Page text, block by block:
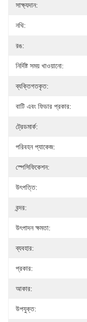
সাক্ষ্যদান:
নথি:
রঙ:
নির্দিষ্ট সময় খাওয়ানো:
ব্যক্তিগতকৃত:
বাটি এবং ফিডার প্রকার:
ট্রেডমার্ক:
পরিবহন প্যাকেজ:
স্পেসিফিকেশন:
উৎপত্তি:
বন্দর:
উৎপাদন ক্ষমতা:
ব্যবহার:
প্রকার:
আকার:
উপযুক্ত: